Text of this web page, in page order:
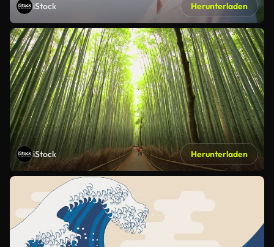
iStock Herunterladen
iStock Herunterladen